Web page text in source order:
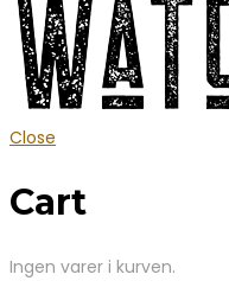
Close
Cart
Ingen varer i kurven.